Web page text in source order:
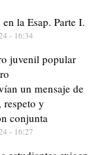
la Esap. Parte I.
- 16:34
un mensaje de
respeto y
conjunta
- 16:27